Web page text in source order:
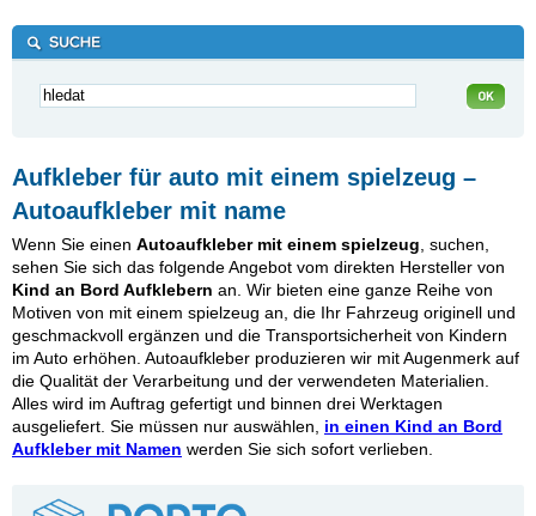
Aufkleber für auto mit einem spielzeug –
Autoaufkleber mit name
Wenn Sie einen Autoaufkleber mit einem spielzeug , suchen,
sehen Sie sich das folgende Angebot vom direkten Hersteller von
Kind an Bord Aufklebern an. Wir bieten eine ganze Reihe von
Motiven von mit einem spielzeug an, die Ihr Fahrzeug originell und
geschmackvoll ergänzen und die Transportsicherheit von Kindern
im Auto erhöhen. Autoaufkleber produzieren wir mit Augenmerk auf
die Qualität der Verarbeitung und der verwendeten Materialien.
Alles wird im Auftrag gefertigt und binnen drei Werktagen
ausgeliefert. Sie müssen nur auswählen, in einen Kind an Bord
Aufkleber mit Namen werden Sie sich sofort verlieben.